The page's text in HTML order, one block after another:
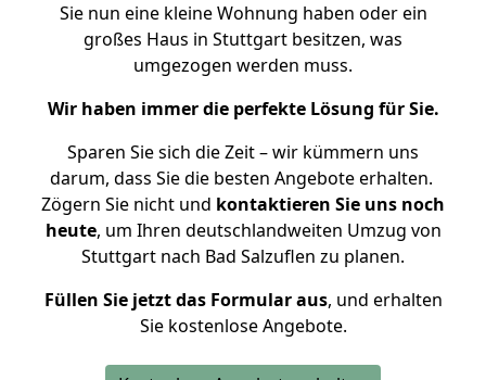
Sie nun eine kleine Wohnung haben oder ein
großes Haus in Stuttgart besitzen, was
umgezogen werden muss.
Wir haben immer die perfekte Lösung für Sie.
Sparen Sie sich die Zeit – wir kümmern uns
darum, dass Sie die besten Angebote erhalten.
Zögern Sie nicht und kontaktieren Sie uns noch
heute, um Ihren deutschlandweiten Umzug von
Stuttgart nach Bad Salzuflen zu planen.
Füllen Sie jetzt das Formular aus, und erhalten
Sie kostenlose Angebote.